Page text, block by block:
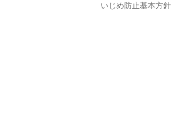
いじめ防止基本方針